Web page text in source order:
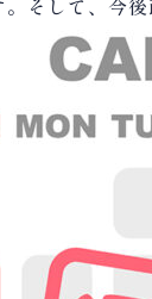
。そして、今